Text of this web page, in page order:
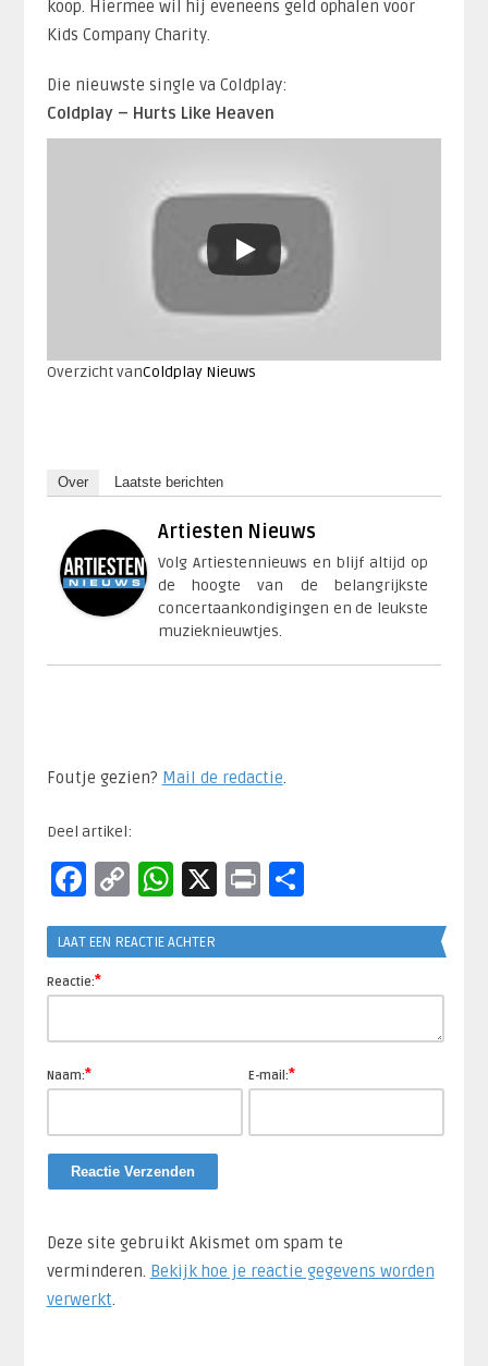
koop. Hiermee wil hij eveneens geld ophalen voor
Kids Company Charity.
Die nieuwste single va Coldplay:
Coldplay – Hurts Like Heaven
Overzicht vanColdplay Nieuws
Over Laatste berichten
Artiesten Nieuws
Volg Artiestennieuws en blijf altijd op
de hoogte van de belangrijkste
concertaankondigingen en de leukste
muzieknieuwtjes.
Foutje gezien? Mail de redactie.​
Deel artikel:
Facebook
CopyWhatsApp
X PrintDelen
LAAT EEN REACTIE ACHTER
Reactie:*
Naam:* E-mail:*
Deze site gebruikt Akismet om spam te
verminderen. Bekijk hoe je reactie gegevens worden
verwerkt.